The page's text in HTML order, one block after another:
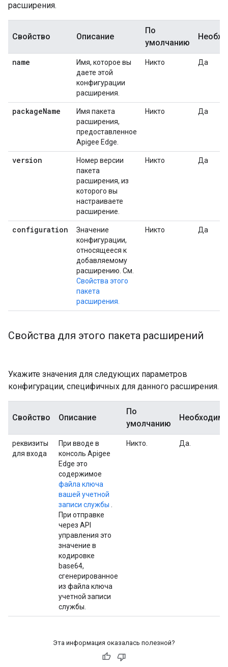
расширения.
Свойство Описание
По
умолчанию
name
Имя, которое вы
даете этой
конфигурации
расширения.
Никто Да
packageName
Имя пакета
расширения,
предоставленное
Apigee Edge.
Никто Да
version
Номер версии
пакета
расширения, из
которого вы
настраиваете
расширение.
Никто Да
configuration
Значение
конфигурации,
относящееся к
добавляемому
расширению. См.
Свойства этого
пакета
расширения.
Никто Да
Свойства для этого пакета расширений
Укажите значения для следующих параметров
конфигурации, специфичных для данного расширения.
Свойство Описание
По
умолчанию
реквизиты
для входа
При вводе в
консоль Apigee
Edge это
содержимое
файла ключа
вашей учетной
записи службы
При отправке
через API
управления это
значение в
кодировке
base64,
сгенерированное
из файла ключа
учетной записи
службы.
Никто. Да.
Эта информация оказалась полезной?